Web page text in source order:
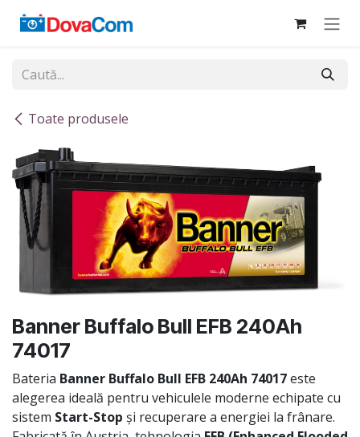
Toate produsele
Banner Buffalo Bull EFB 240Ah
74017
Bateria Banner Buffalo Bull EFB 240Ah 74017este
alegerea ideală pentru vehiculele moderne echipate cu
sistem Start-Stop și recuperare a energiei la frânare.